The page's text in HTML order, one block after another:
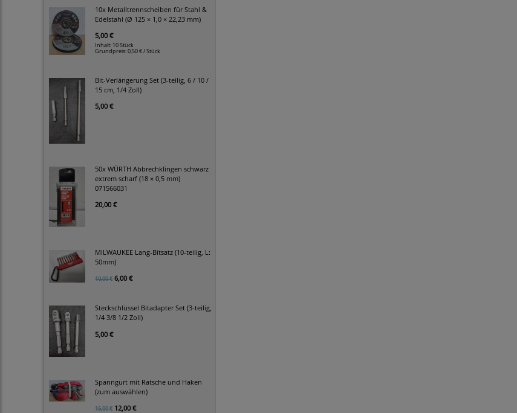
10x Metalltrennscheiben für Stahl &
Edelstahl (Ø 125 × 1,0 × 22,23 mm)
5,00 €
Inhalt: 10 Stück
Grundpreis:0,50 € / Stück
Bit-Verlängerung Set (3-teilig, 6 / 10 /
15 cm, 1/4 Zoll)
5,00 €
50x WÜRTH Abbrechklingen schwarz
extrem scharf (18 × 0,5 mm)
071566031
20,00 €
MILWAUKEE Lang-Bitsatz (10-teilig, L:
50mm)
10,00 € 6,00 €
Steckschlüssel Bitadapter Set (3-teilig,
1/4 3/8 1/2 Zoll)
5,00 €
Spanngurt mit Ratsche und Haken
(zum auswählen)
15,00 € 12,00 €